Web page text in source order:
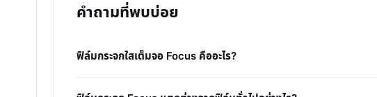
คำถามที่พบบ่อย
ฟิล์มกระจกใสเต็มจอ Focus คืออะไร?